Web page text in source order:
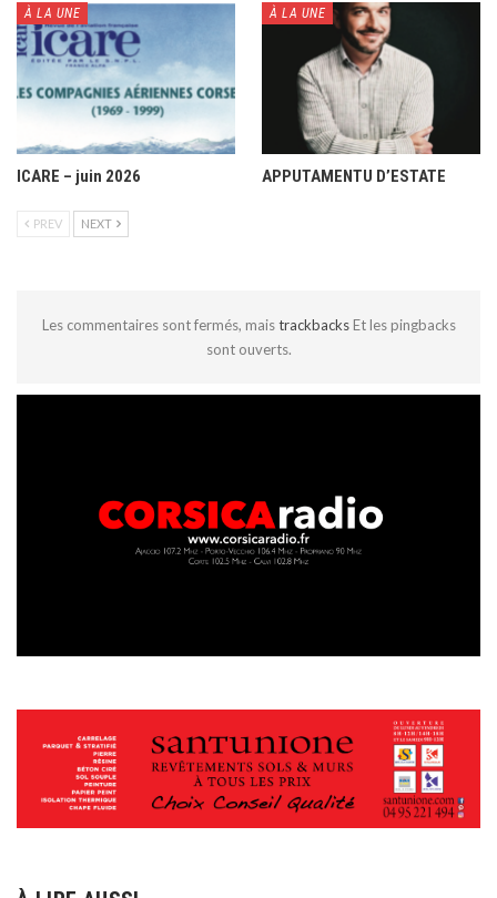
À LA UNE
ICARE – juin 2026
À LA UNE
APPUTAMENTU D’ESTATE
PREV NEXT
Les commentaires sont fermés, maistrackbacks Et les pingbacks
sont ouverts.